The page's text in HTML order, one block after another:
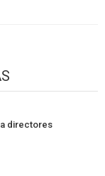
directores